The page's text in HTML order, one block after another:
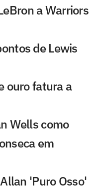
a Warriors
de Lewis
ouro fatura a
Wells como
em
'Puro Osso'